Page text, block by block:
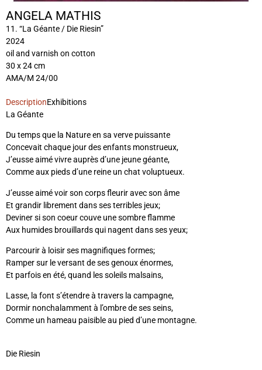
ANGELA MATHIS
11. “La Géante / Die Riesin”
2024
oil and varnish on cotton
30 x 24 cm
AMA/M 24/00
DescriptionExhibitions
La Géante
Du temps que la Nature en sa verve puissante
Concevait chaque jour des enfants monstrueux,
J’eusse aimé vivre auprès d’une jeune géante,
Comme aux pieds d’une reine un chat voluptueux.
J’eusse aimé voir son corps fleurir avec son âme
Et grandir librement dans ses terribles jeux;
Deviner si son coeur couve une sombre flamme
Aux humides brouillards qui nagent dans ses yeux;
Parcourir à loisir ses magnifiques formes;
Ramper sur le versant de ses genoux énormes,
Et parfois en été, quand les soleils malsains,
Lasse, la font s’étendre à travers la campagne,
Dormir nonchalamment à l’ombre de ses seins,
Comme un hameau paisible au pied d’une montagne.
Die Riesin